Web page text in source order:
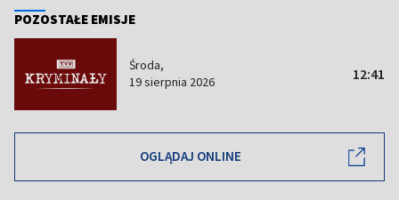
POZOSTAŁE EMISJE
Środa,
19 sierpnia 2026
12:41
OGLĄDAJ ONLINE